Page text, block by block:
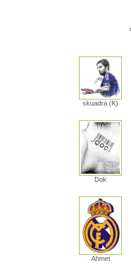
skuadra (K)
Dok
Ahmet